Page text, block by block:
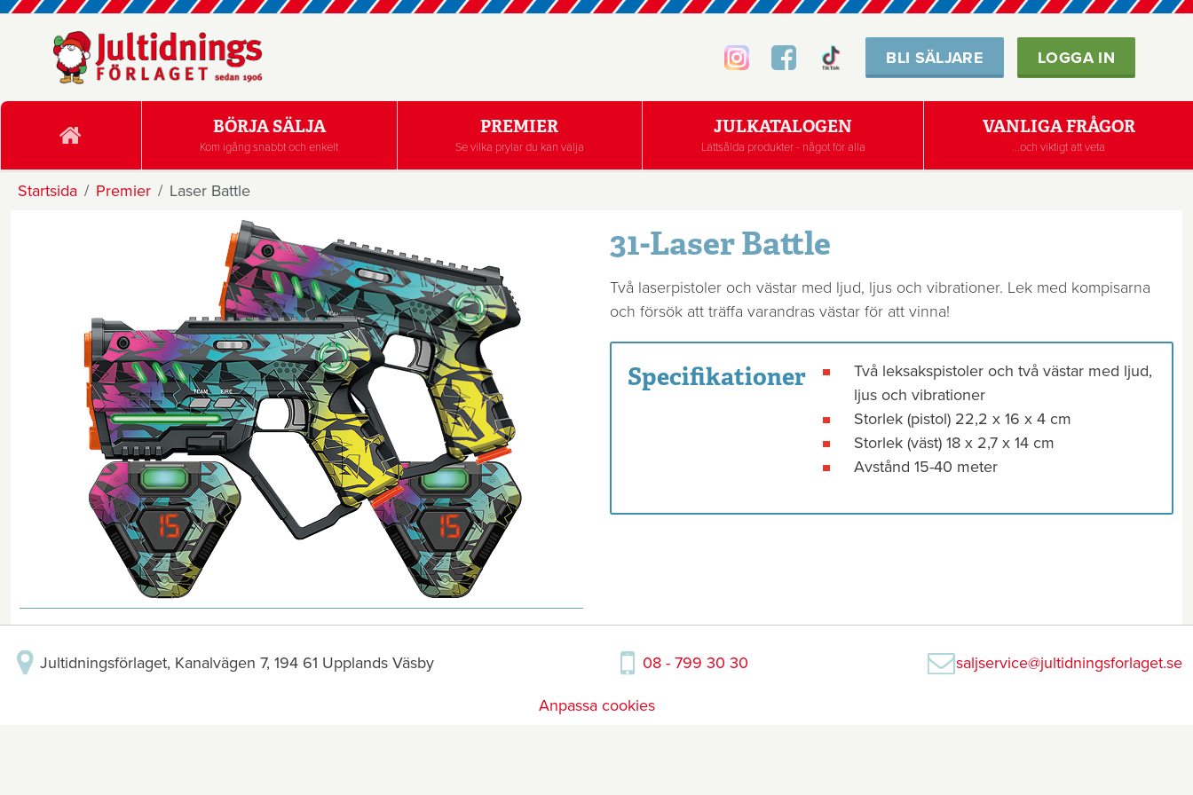
BLI SÄLJARE LOGGA IN
BÖRJA SÄLJA
Kom igång snabbt och enkelt
PREMIER
Se vilka prylar du kan välja
JULKATALOGEN
Lättsålda produkter - något för alla
VANLIGA FRÅGOR
...och viktigt att veta
Startsida Premier Laser Battle
31-Laser Battle
Två laserpistoler och västar med ljud, ljus och vibrationer. Lek med kompisarna
och försök att träffa varandras västar för att vinna!
Specifikationer
Två leksakspistoler och två västar med ljud,
ljus och vibrationer
Storlek (pistol) 22,2 x 16 x 4 cm
Storlek (väst) 18 x 2,7 x 14 cm
Avstånd 15-40 meter
Jultidningsförlaget, Kanalvägen 7, 194 61 Upplands Väsby 08 - 799 30 30 saljservice@jultidningsforlaget.se
Anpassa cookies